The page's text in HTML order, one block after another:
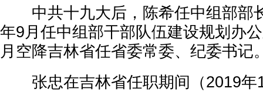
中共十九大后，陈希任中组部部
年9月任中组部干部队伍建设规划办
月空降吉林省任省委常委、纪委书记
张忠在吉林省任职期间（2019年